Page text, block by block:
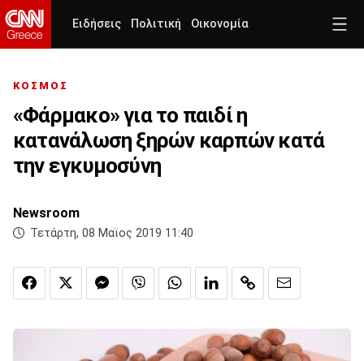
Ειδήσεις Πολιτική Οικονομία
ΚΟΣΜΟΣ
«Φάρμακο» για το παιδί η
κατανάλωση ξηρών καρπών κατά
την εγκυμοσύνη
Newsroom
Τετάρτη, 08 Μαϊος 2019 11:40